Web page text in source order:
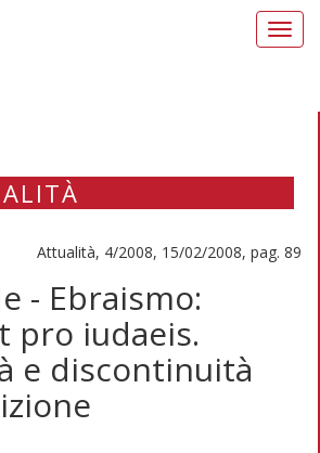
Attualità, 4/2008, 15/02/2008, pag. 89
- Ebraismo:
pro iudaeis.
e discontinuità